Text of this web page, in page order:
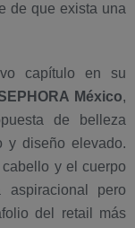
de que exista una
capítulo en su
México,
de belleza
y diseño elevado.
y el cuerpo
pero
del retail más